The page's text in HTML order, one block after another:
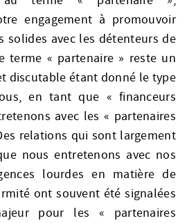
engagement à promouvoir
solides avec les détenteurs de
terme « partenaire » reste un
discutable étant donné le type
en tant que « financeurs
avec les « partenaires
relations qui sont largement
nous entretenons avec nos
lourdes en matière de
ont souvent été signalées
pour les « partenaires